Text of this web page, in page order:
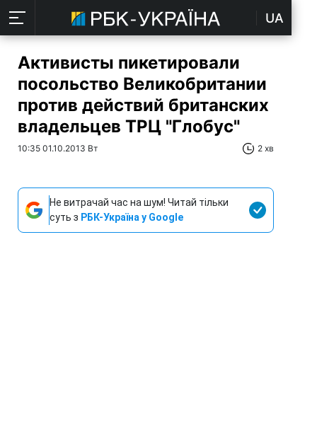
UA
Активисты пикетировали
посольство Великобритании
против действий британских
владельцев ТРЦ "Глобус"
10:35 01.10.2013 Вт 2 хв
Не витрачай час на шум! Читай тільки
суть з РБК-Україна у Google